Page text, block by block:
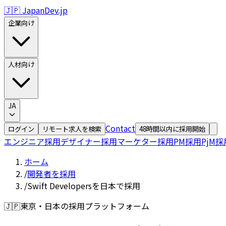
🇯🇵 JapanDev.jp
企業向け
人材向け
JA
ログイン リモート求人を検索 Contact 48時間以内に採用開始
エンジニア採用デザイナー採用マーケター採用PM採用PjM採
ホーム
/開発者を採用
/Swift Developersを日本で採用
🇯🇵東京・日本の採用プラットフォーム